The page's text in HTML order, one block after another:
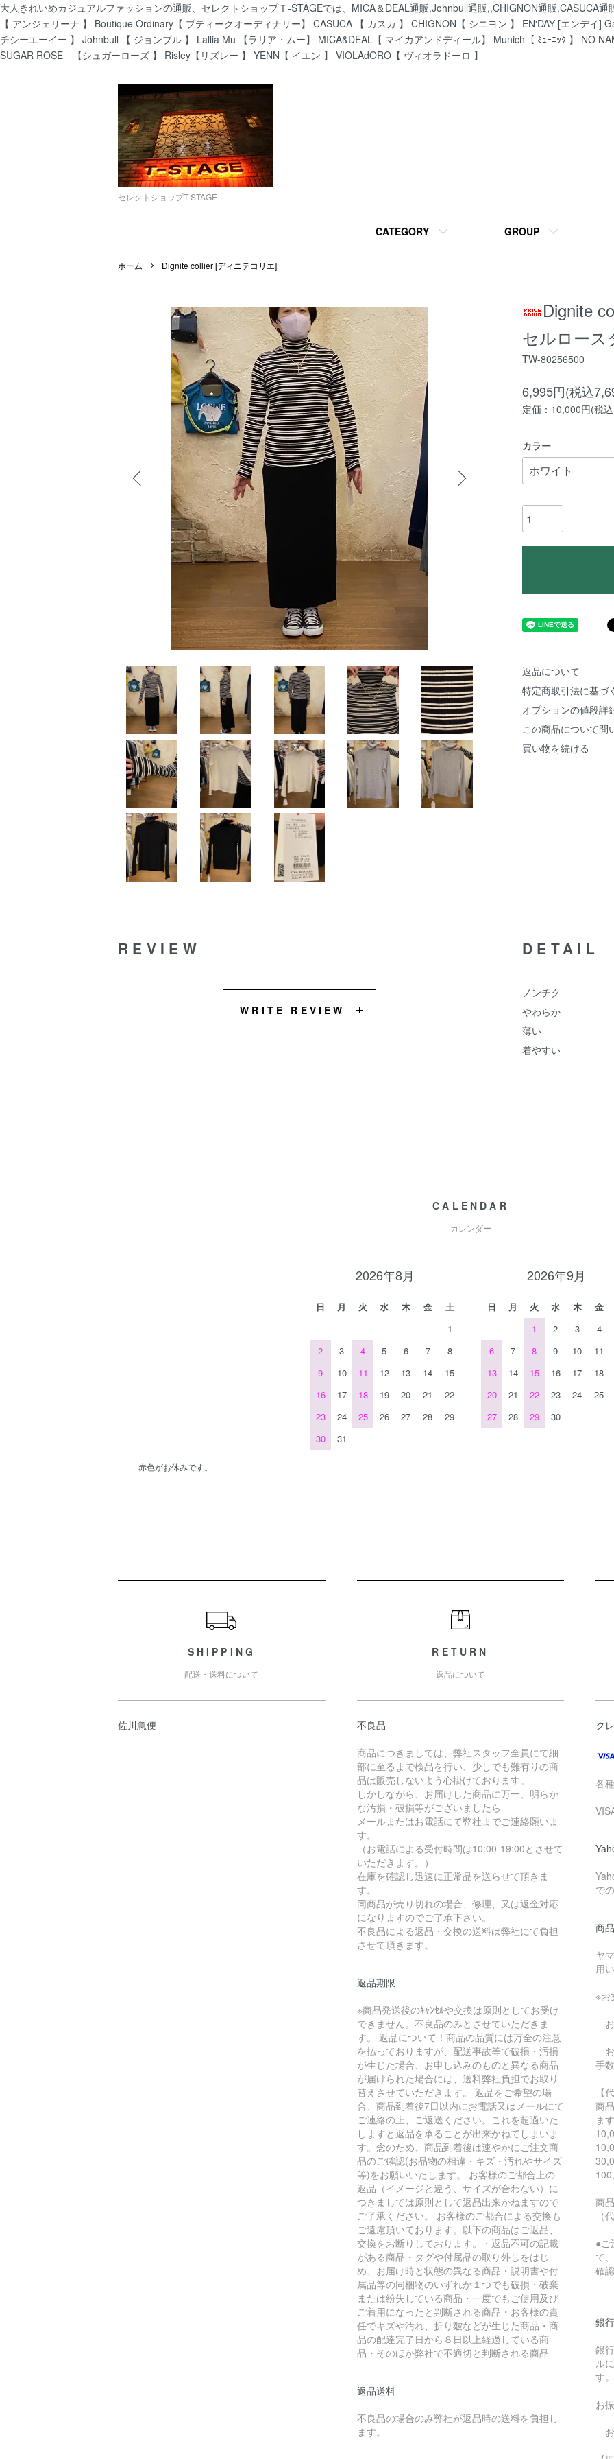
大人きれいめカジュアルファッションの通販、セレクトショップＴ-STAGEでは、MICA＆DEAL通販,Johnbull通販,,CHIGNON通販,CASUCA
【 アンジェリーナ 】 Boutique Ordinary【 ブティークオーディナリー】 CASUCA 【 カスカ 】 CHIGNON【 シニヨン 】 EN'DAY [エンデイ]
チシーエーイー 】 Johnbull 【 ジョンブル 】 Lallia Mu 【ラリア・ムー】 MICA&DEAL【 マイカアンドディール】 Munich【 ﾐｭｰﾆｯｸ 】 NO
SUGAR ROSE 【シュガーローズ 】 Risley【リズレー 】 YENN【 イエン 】 VIOLAdORO【 ヴィオラドーロ 】
セレクトショップT-STAGE
CATEGORY GROUP
ホーム Dignite collier [ディニテコリエ]
Dignite
セルロース
TW-80256500
6,995円(税込
定価：10,000円(税
カラー
返品について
特定商取引法に基づ
オプションの値段詳
この商品について問
買い物を続ける
DETAIL
ノンチク
やわらか
薄い
着やすい
REVIEW
WRITE REVIEW
CALENDAR
カレンダー
2026年8月
日 月 火 水 木 金
土
1
2
3 4 5 6 7
8
9
10 11 12 13 14
15
16
17 18 19 20 21
22
23
24 25 26 27 28
29
30
31
2026年9月
日 月 火 水 木 金
1
2 3 4
6
7 8 9 10 11
13
14 15 16 17 18
20
21 22 23 24 25
27
28 29 30
赤色がお休みです。
SHIPPING
配送・送料について
佐川急便
RETURN
返品について
不良品
商品につきましては、弊社スタッフ全員にて細
部に至るまで検品を行い、少しでも難有りの商
品は販売しないよう心掛けております。
しかしながら、お届けした商品に万一、明らか
な汚損・破損等がございましたら
メールまたはお電話にて弊社までご連絡願いま
す。
（お電話による受付時間は10:00-19:00とさせて
いただきます。）
在庫を確認し迅速に正常品を送らせて頂きま
す。
同商品が売り切れの場合、修理、又は返金対応
になりますのでご了承下さい。
不良品による返品・交換の送料は弊社にて負担
させて頂きます。
返品期限
※商品発送後のｷｬﾝｾﾙや交換は原則としてお受け
できません。不良品のみとさせていただきま
す。 返品について！商品の品質には万全の注意
を払っておりますが、配送事故等で破損・汚損
が生じた場合、お申し込みのものと異なる商品
が届けられた場合には、送料弊社負担でお取り
替えさせていただきます。 返品をご希望の場
合、商品到着後7日以内にお電話又はメールにて
ご連絡の上、ご返送ください。これを超過いた
しますと返品を承ることが出来かねてしまいま
す。念のため、商品到着後は速やかにご注文商
品のご確認(お品物の相違・キズ・汚れやサイズ
等)をお願いいたします。 お客様のご都合上の
返品（イメージと違う、サイズが合わない）に
つきましては原則として返品出来かねますので
ご了承ください。 お客様のご都合による交換も
ご遠慮頂いております。以下の商品はご返品、
交換をお断りしております。・返品不可の記載
がある商品・タグや付属品の取り外しをはじ
め、お届け時と状態の異なる商品・説明書や付
属品等の同梱物のいずれか１つでも破損・破棄
または紛失している商品・一度でもご使用及び
ご着用になったと判断される商品・お客様の責
任でキズや汚れ、折り皺などが生じた商品・商
品の配達完了日から８日以上経過している商
品・そのほか弊社で不適切と判断される商品
返品送料
不良品の場合のみ弊社が返品時の送料を負担し
ます。
ク
各
で
商
ヤ
用
※お
手
【
商
ます
商
（
●ご
て
確
銀
銀
ル
す。
お